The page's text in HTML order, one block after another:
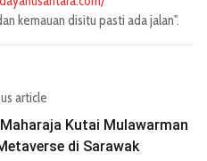
kemauan disitu pasti ada jalan".
article
Kutai Mulawarman
di Sarawak